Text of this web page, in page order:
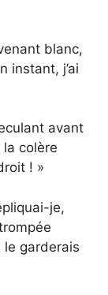
blanc,
instant, j’ai
avant
colère
! »
je,
le garderais